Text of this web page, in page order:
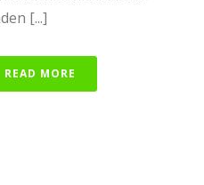
[...]
READ MORE